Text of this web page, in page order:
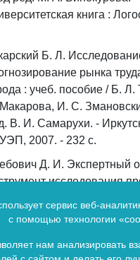
книга :
Б. Л.
рынка
: учеб. пособие / Б. Л.
И. С.
В. И. Самарухи. -
2007. - 232 с.
Д. И. Экспертный
исследования
предпосылки и
государственной
сервис веб-
с помощью технологии
нам анализировать